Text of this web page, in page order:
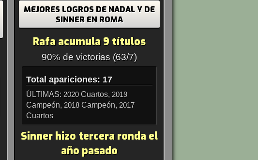
MEJORES LOGROS DE NADAL Y DE
SINNER EN ROMA
Rafa acumula 9 títulos
90% de victorias (63/7)
Total apariciones: 17
ÚLTIMAS: 2020Cuartos, 2019
Campeón, 2018Campeón, 2017
Cuartos
Sinner hizo tercera ronda el
año pasado